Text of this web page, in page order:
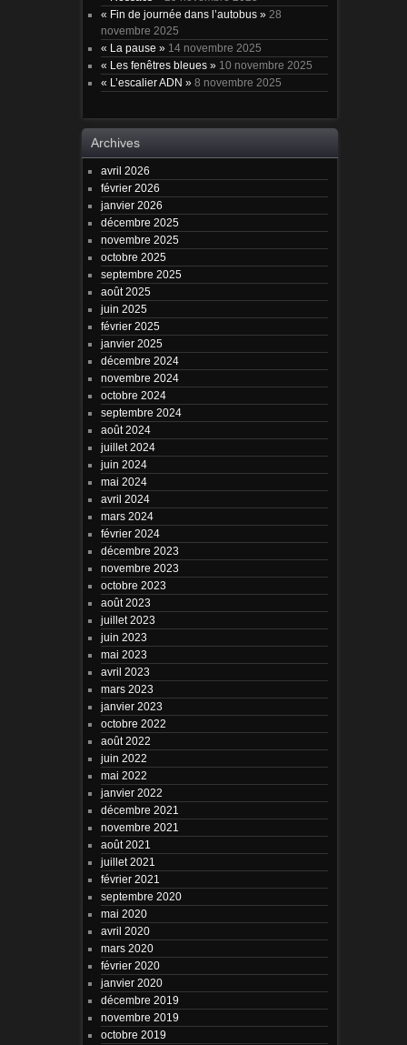
« Fin de journée dans l’autobus » 28
novembre 2025
« La pause » 14 novembre 2025
« Les fenêtres bleues » 10 novembre 2025
« L’escalier ADN » 8 novembre 2025
Archives
avril 2026
février 2026
janvier 2026
décembre 2025
novembre 2025
octobre 2025
septembre 2025
août 2025
juin 2025
février 2025
janvier 2025
décembre 2024
novembre 2024
octobre 2024
septembre 2024
août 2024
juillet 2024
juin 2024
mai 2024
avril 2024
mars 2024
février 2024
décembre 2023
novembre 2023
octobre 2023
août 2023
juillet 2023
juin 2023
mai 2023
avril 2023
mars 2023
janvier 2023
octobre 2022
août 2022
juin 2022
mai 2022
janvier 2022
décembre 2021
novembre 2021
août 2021
juillet 2021
février 2021
septembre 2020
mai 2020
avril 2020
mars 2020
février 2020
janvier 2020
décembre 2019
novembre 2019
octobre 2019